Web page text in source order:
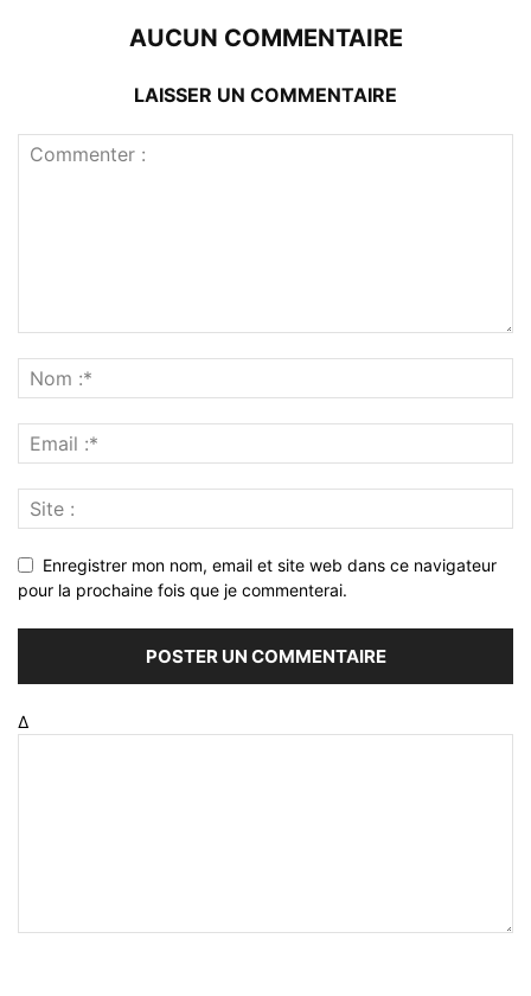
AUCUN COMMENTAIRE
LAISSER UN COMMENTAIRE
Enregistrer mon nom, email et site web dans ce navigateur
pour la prochaine fois que je commenterai.
Δ